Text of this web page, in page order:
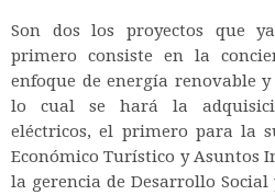
Son dos los proyectos que
primero consiste en la
enfoque de energía renovable
lo cual se hará la
eléctricos, el primero para la
Económico Turístico y Asuntos
la gerencia de Desarrollo